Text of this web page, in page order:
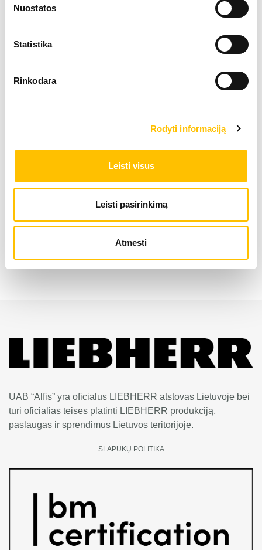
Nuostatos
Statistika
Rinkodara
Rodyti informaciją
Leisti visus
Leisti pasirinkimą
Atmesti
Techniniai duomenys
105
Ratinis ekskavatorius A 914
UAB “Alfis” yra oficialus LIEBHERR atstovas Lietuvoje bei
turi oficialias teises platinti LIEBHERR produkciją,
paslaugas ir sprendimus Lietuvos teritorijoje.
SLAPUKŲ POLITIKA